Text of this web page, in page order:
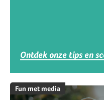
Ontdek onze tips en
Fun met media